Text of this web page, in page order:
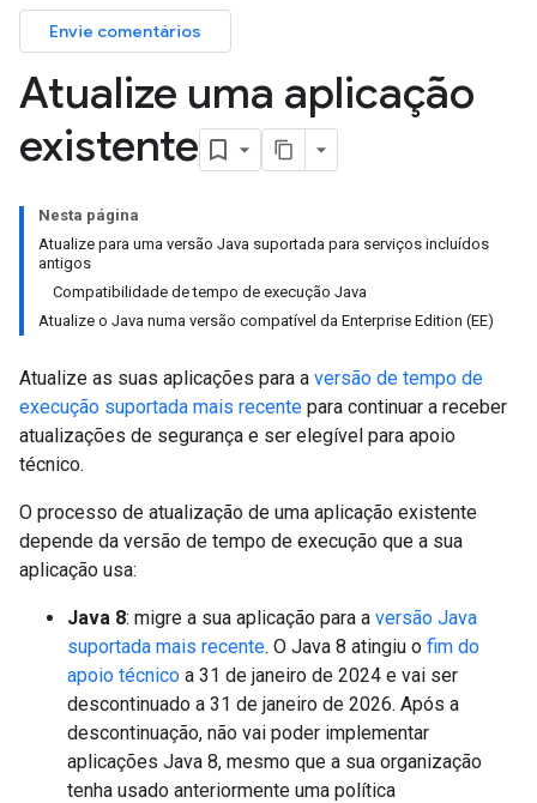
Envie comentários
Atualize uma aplicação
existente
Nesta página
Atualize para uma versão Java suportada para serviços incluídos
antigos
Compatibilidade de tempo de execução Java
Atualize o Java numa versão compatível da Enterprise Edition (EE)
Atualize as suas aplicações para a versão de tempo de
execução suportada mais recente para continuar a receber
atualizações de segurança e ser elegível para apoio
técnico.
O processo de atualização de uma aplicação existente
depende da versão de tempo de execução que a sua
aplicação usa:
Java 8: migre a sua aplicação para a versão Java
suportada mais recente. O Java 8 atingiu o fim do
apoio técnico a 31 de janeiro de 2024 e vai ser
descontinuado a 31 de janeiro de 2026. Após a
descontinuação, não vai poder implementar
aplicações Java 8, mesmo que a sua organização
tenha usado anteriormente uma política